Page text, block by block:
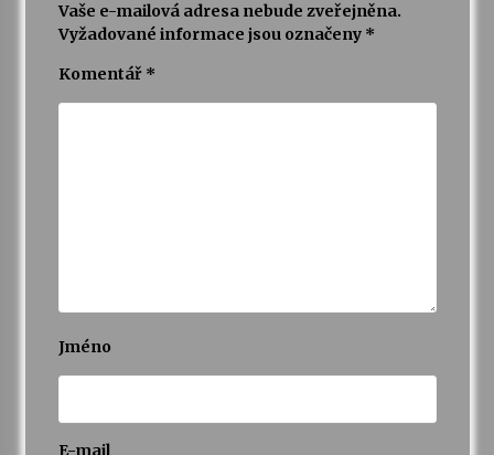
Vaše e-mailová adresa nebude zveřejněna.
Vyžadované informace jsou označeny *
Komentář *
Jméno
E-mail